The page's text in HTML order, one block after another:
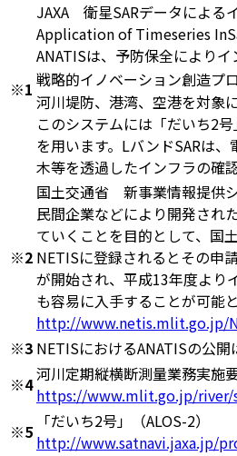
※1
JAXA 衛星SARデータによる
Application of Timeseries
ANATISは、予防保全により
戦略的イノベーション創造プ
河川堤防、港湾、空港を対象
このシステムには「だいち2
を用います。LバンドSARは
木等を透過したインフラの確
※2
国土交通省 新事業情報提供
民間企業などにより開発され
ていくことを目的として、国
NETISに登録されるとその申
が開始され、平成13年度より
も容易に入手することが可能
http://www.netis.mlit.go.jp/
※3 NETISにおけるANATISの公開
※4河川定期縦横断測量業務実施
https://www.mlit.go.jp/river/
※5 「だいち2号」（ALOS-2）
http://www.satnavi.jaxa.jp/